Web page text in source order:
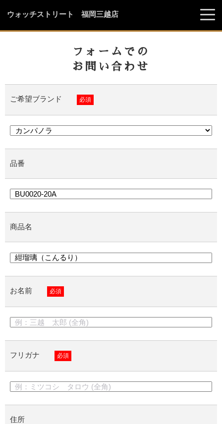
ウォッチストリート 福岡三越店
フォームでの
お問い合わせ
ご希望ブランド 必須
品番
商品名
お名前 必須
フリガナ 必須
住所